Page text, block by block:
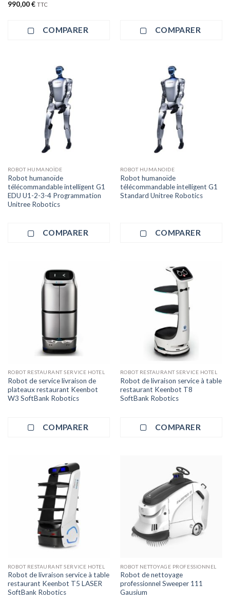
990,00€ TTC
COMPARER COMPARER
ROBOT HUMANOÏDE
Robot humanoïde
télécommandable intelligent G1
EDU U1-2-3-4 Programmation
Unitree Robotics
COMPARER
ROBOT HUMANOIDE
Robot humanoïde
télécommandable intelligent G1
Standard Unitree Robotics
COMPARER
ROBOT RESTAURANT SERVICE HOTEL
Robot de service livraison de
plateaux restaurant Keenbot
W3 SoftBank Robotics
COMPARER
ROBOT RESTAURANT SERVICE HOTEL
Robot de livraison service à table
restaurant Keenbot T8
SoftBank Robotics
COMPARER
ROBOT RESTAURANT SERVICE HOTEL
Robot de livraison service à table
restaurant Keenbot T5 LASER
SoftBank Robotics
ROBOT NETTOYAGE PROFESSIONNEL
Robot de nettoyage
professionnel Sweeper 111
Gausium